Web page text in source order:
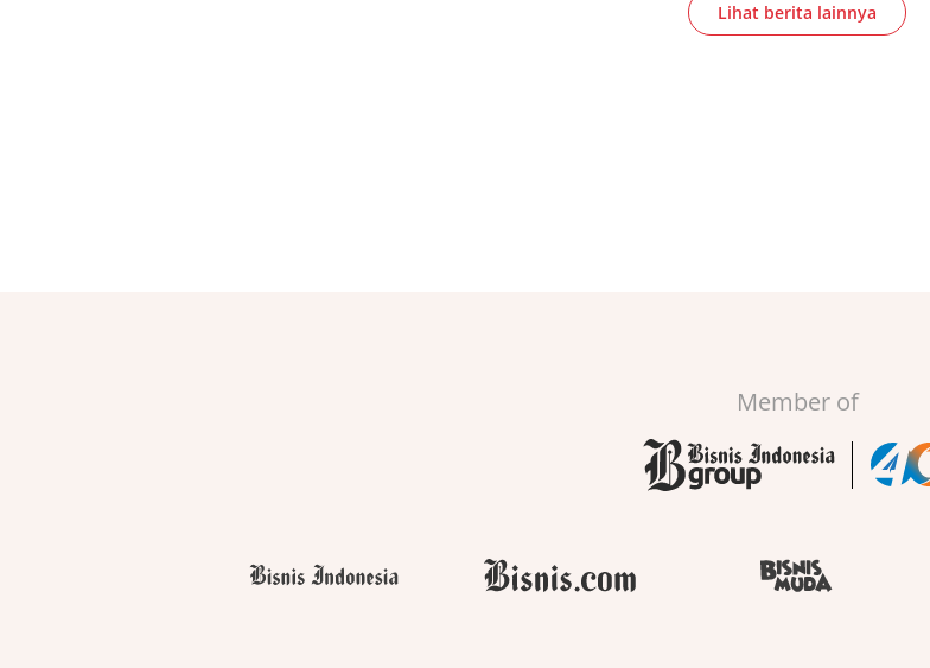
Lihat berita lainnya
Member of